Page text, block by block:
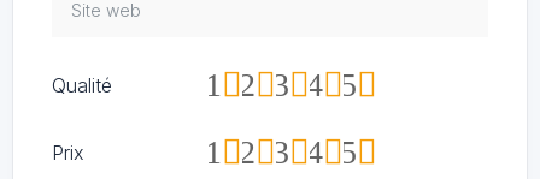
Qualité 5
4
3
2
1
Prix 5
4
3
2
1